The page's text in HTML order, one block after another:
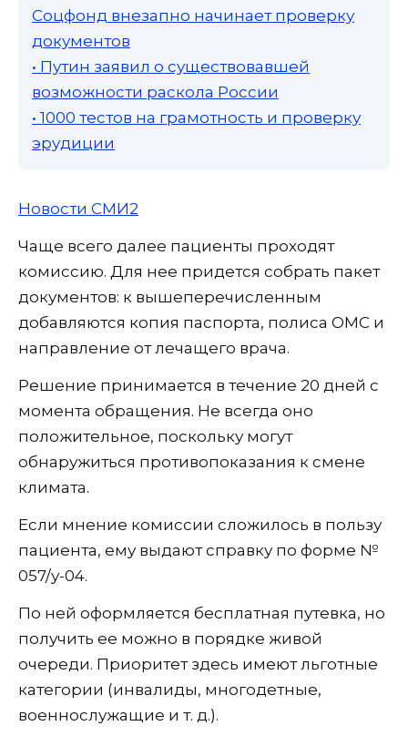
Соцфонд внезапно начинает проверку
документов
• Путин заявил о существовавшей
возможности раскола России
• 1000 тестов на грамотность и проверку
эрудиции
Новости СМИ2
Чаще всего далее пациенты проходят
комиссию. Для нее придется собрать пакет
документов: к вышеперечисленным
добавляются копия паспорта, полиса ОМС и
направление от лечащего врача.
Решение принимается в течение 20 дней с
момента обращения. Не всегда оно
положительное, поскольку могут
обнаружиться противопоказания к смене
климата.
Если мнение комиссии сложилось в пользу
пациента, ему выдают справку по форме №
057/у-04.
По ней оформляется бесплатная путевка, но
получить ее можно в порядке живой
очереди. Приоритет здесь имеют льготные
категории (инвалиды, многодетные,
военнослужащие и т. д.).